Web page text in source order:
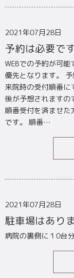
2021年07月28日
予約は必要で
WEBでの予約が可
優先となります。
来院時の受付順番に
後が予想されますの
順番受付を済ませた
です。 順番…
2021年07月28日
駐車場はあり
病院の裏側に１0台